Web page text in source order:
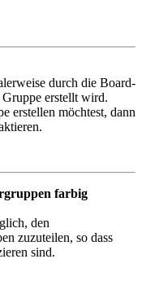
durch die Board-
erstellt wird.
erstellen möchtest, dann
farbig
den
zuzuteilen, so dass
sind.